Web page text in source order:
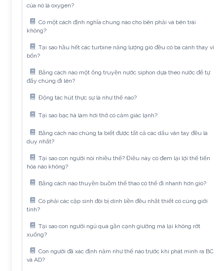
của nó là oxygen?
Có một cách định nghĩa chung nào cho bên phải và bên trái
không?
Tại sao hầu hết các turbine năng lượng gió đều có ba cánh thay vì
bốn?
Bằng cách nào một ống truyền nước siphon dựa theo nước để tự
đẩy chúng đi lên?
Động tác hút thực sự là như thế nào?
Tại sao bạc hà làm hơi thở có cảm giác lạnh?
Bằng cách nào chúng ta biết được tất cả các dấu vân tay đều là
duy nhất?
Tại sao con người nói nhiều thế? Điều này có đem lại lợi thế tiến
hóa nào không?
Bằng cách nào thuyền buồm thể thao có thể đi nhanh hơn gió?
Có phải các cặp sinh đôi bị dính liền đều nhất thiết có cùng giới
tính?
Tại sao con người ngủ quá gần cạnh giường mà lại không rớt
xuống?
Con người đã xác định năm như thế nào trước khi phát minh ra BC
và AD?